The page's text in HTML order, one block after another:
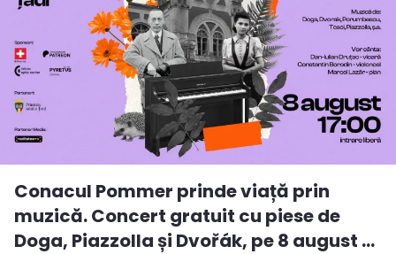
Conacul Pommer prinde viață prin
muzică. Concert gratuit cu piese de
Doga, Piazzolla și Dvořák, pe 8 august ...